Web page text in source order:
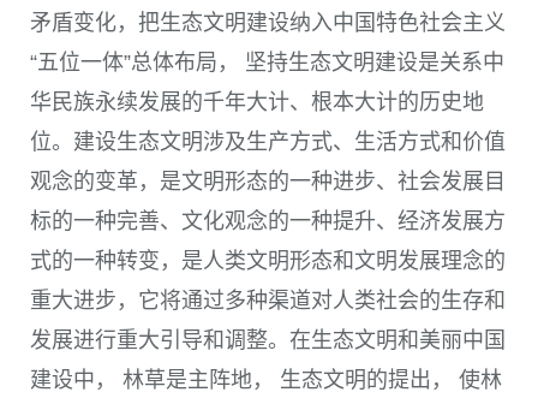
矛盾变化，把生态文明建设纳入中国特色社会主义
“五位一体”总体布局， 坚持生态文明建设是关系中
华民族永续发展的千年大计、根本大计的历史地
位。建设生态文明涉及生产方式、生活方式和价值
观念的变革，是文明形态的一种进步、社会发展目
标的一种完善、文化观念的一种提升、经济发展方
式的一种转变，是人类文明形态和文明发展理念的
重大进步，它将通过多种渠道对人类社会的生存和
发展进行重大引导和调整。在生态文明和美丽中国
建设中， 林草是主阵地， 生态文明的提出， 使林